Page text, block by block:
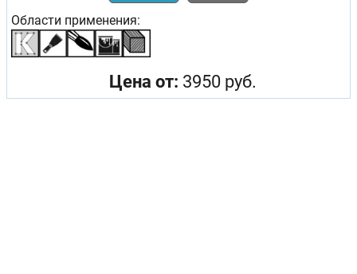
Области применения:
Цена от: 3950 руб.